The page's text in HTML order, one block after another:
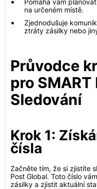
Pomáhá vám
na určeném místě.
Zjednodušuje
ztráty zásilky nebo
Průvodce
pro SMART
Sledování
Krok 1:
čísla
Začněte tím, že si zjistíte
Post Global. Toto číslo
zásilky a zjistit aktuální